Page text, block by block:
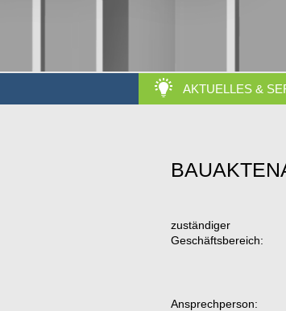
AKTUELLES &
zuständiger
Geschäftsbereich:
Ansprechperson: